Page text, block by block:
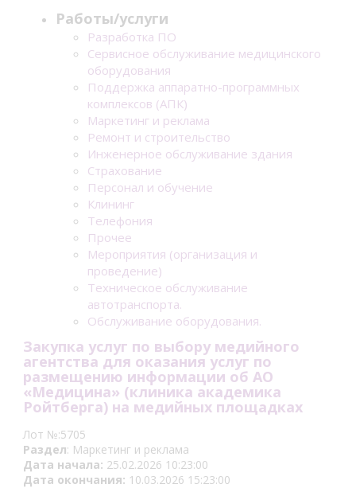
Работы/услуги
Разработка ПО
Сервисное обслуживание медицинского
оборудования
Поддержка аппаратно-программных
комплексов (АПК)
Маркетинг и реклама
Ремонт и строительство
Инженерное обслуживание здания
Страхование
Персонал и обучение
Клининг
Телефония
Прочее
Мероприятия (организация и
проведение)
Техническое обслуживание
автотранспорта.
Обслуживание оборудования.
Закупка услуг по выбору медийного
агентства для оказания услуг по
размещению информации об АО
«Медицина» (клиника академика
Ройтберга) на медийных площадках
Лот №:5705
Раздел: Маркетинг и реклама
Дата начала: 25.02.2026 10:23:00
Дата окончания: 10.03.2026 15:23:00